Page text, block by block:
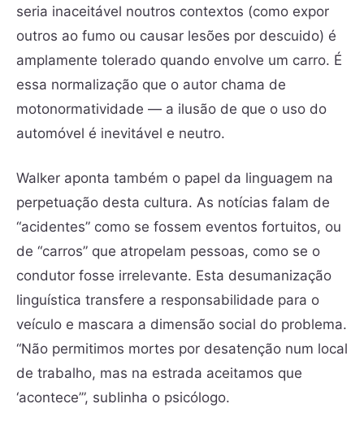
seria inaceitável noutros contextos (como expor
outros ao fumo ou causar lesões por descuido) é
amplamente tolerado quando envolve um carro. É
essa normalização que o autor chama de
motonormatividade — a ilusão de que o uso do
automóvel é inevitável e neutro.
Walker aponta também o papel da linguagem na
perpetuação desta cultura. As notícias falam de
“acidentes” como se fossem eventos fortuitos, ou
de “carros” que atropelam pessoas, como se o
condutor fosse irrelevante. Esta desumanização
linguística transfere a responsabilidade para o
veículo e mascara a dimensão social do problema.
“Não permitimos mortes por desatenção num local
de trabalho, mas na estrada aceitamos que
‘acontece’”, sublinha o psicólogo.